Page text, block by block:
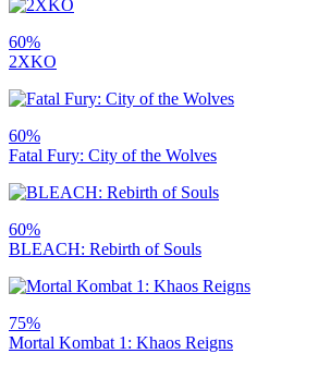
60%
2XKO
60%
Fatal Fury: City of the Wolves
60%
BLEACH: Rebirth of Souls
75%
Mortal Kombat 1: Khaos Reigns